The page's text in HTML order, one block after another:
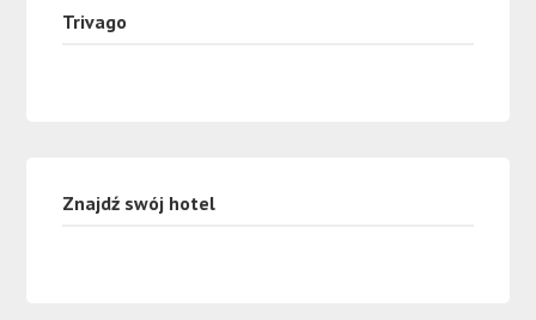
Trivago
Znajdź swój hotel